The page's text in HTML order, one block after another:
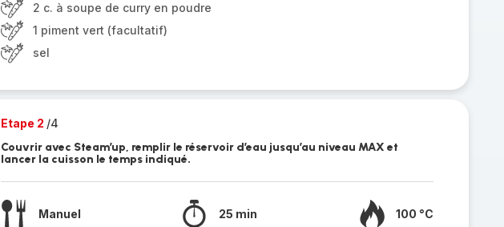
2 c. à soupe de curry en poudre
1 piment vert (facultatif)
sel
Etape 2 /4
Couvrir avec Steam’up, remplir le réservoir d’eau jusqu’au niveau MAX et
lancer la cuisson le temps indiqué.
Manuel 25 min 100 °C